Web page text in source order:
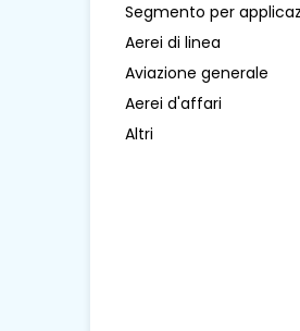
Segmento per
Aerei di linea
Aviazione generale
Aerei d'affari
Altri